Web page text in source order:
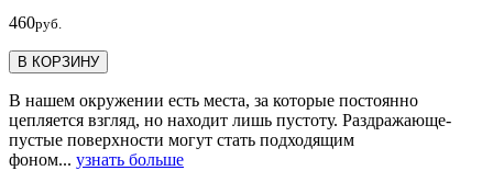
460руб.
В КОРЗИНУ
В нашем окружении есть места, за которые постоянно
цепляется взгляд, но находит лишь пустоту. Раздражающе-
пустые поверхности могут стать подходящим
фоном... узнать больше